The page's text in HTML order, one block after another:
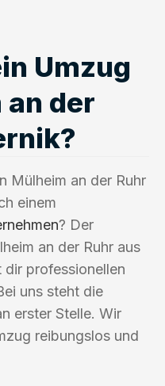
Umzug
der
Mülheim an der Ruhr
einem
? Der
an der Ruhr aus
dir professionellen
uns steht die
erster Stelle. Wir
reibungslos und